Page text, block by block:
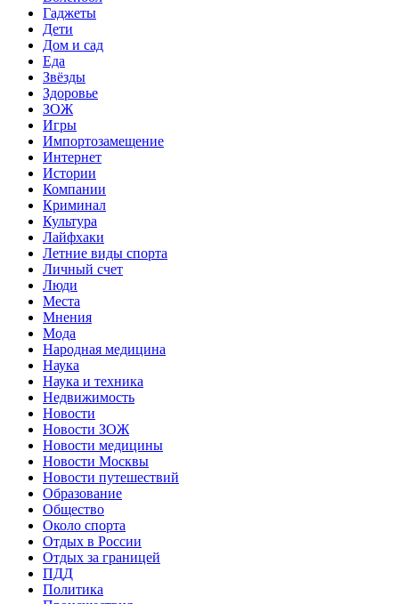
Гаджеты
Дети
Дом и сад
Еда
Звёзды
Здоровье
ЗОЖ
Игры
Импортозамещение
Интернет
Истории
Компании
Криминал
Культура
Лайфхаки
Летние виды спорта
Личный счет
Люди
Места
Мнения
Мода
Народная медицина
Наука
Наука и техника
Недвижимость
Новости
Новости ЗОЖ
Новости медицины
Новости Москвы
Новости путешествий
Образование
Общество
Около спорта
Отдых в России
Отдых за границей
ПДД
Политика